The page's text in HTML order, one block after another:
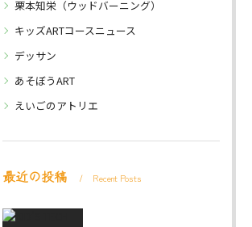
栗本知栄（ウッドバーニング）
キッズARTコースニュース
デッサン
あそぼうART
えいごのアトリエ
最近の投稿 Recent Posts